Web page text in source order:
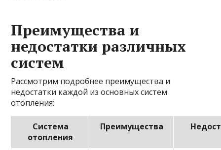
Преимущества и
недостатки различных
систем
Рассмотрим подробнее преимущества и
недостатки каждой из основных систем
отопления:
Система
отопления
Преимущества